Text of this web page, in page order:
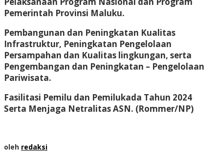
Pemerintah Provinsi Maluku.
Pembangunan dan Peningkatan Kualitas
Infrastruktur, Peningkatan Pengelolaan
Persampahan dan Kualitas lingkungan, serta
Pengembangan dan Peningkatan – Pengelolaan
Pariwisata.
Fasilitasi Pemilu dan Pemilukada Tahun 2024
Serta Menjaga Netralitas ASN. (Rommer/NP)
oleh redaksi